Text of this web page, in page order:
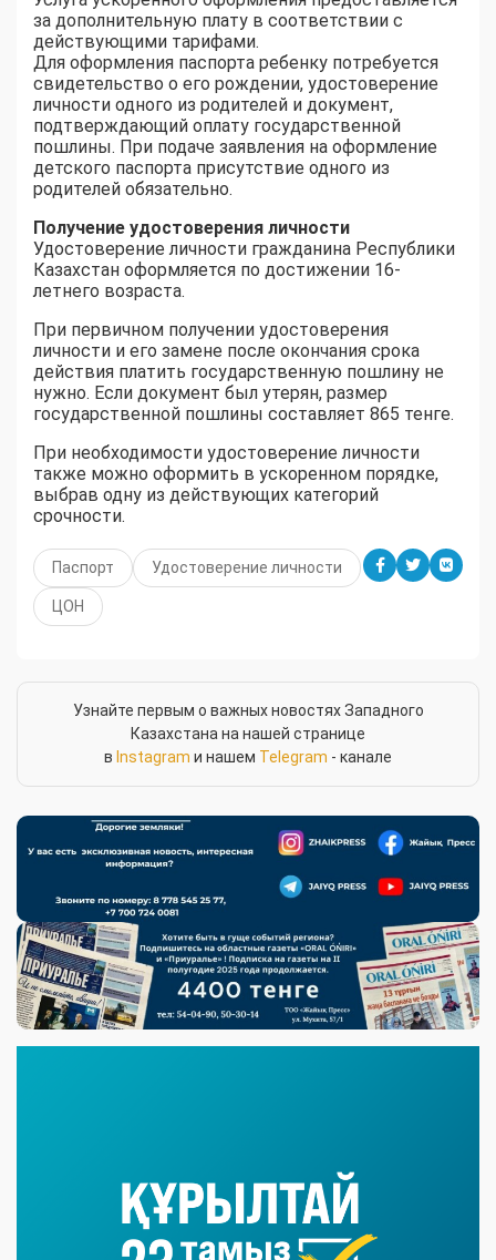
за дополнительную плату в соответствии с
действующими тарифами.
Для оформления паспорта ребенку потребуется
свидетельство о его рождении, удостоверение
личности одного из родителей и документ,
подтверждающий оплату государственной
пошлины. При подаче заявления на оформление
детского паспорта присутствие одного из
родителей обязательно.
Получение удостоверения личности
Удостоверение личности гражданина Республики
Казахстан оформляется по достижении 16-
летнего возраста.
При первичном получении удостоверения
личности и его замене после окончания срока
действия платить государственную пошлину не
нужно. Если документ был утерян, размер
государственной пошлины составляет 865 тенге.
При необходимости удостоверение личности
также можно оформить в ускоренном порядке,
выбрав одну из действующих категорий
срочности.
Паспорт Удостоверение личности
ЦОН
Узнайте первым о важных новостях Западного
Казахстана на нашей странице
в Instagram и нашем Telegram - канале